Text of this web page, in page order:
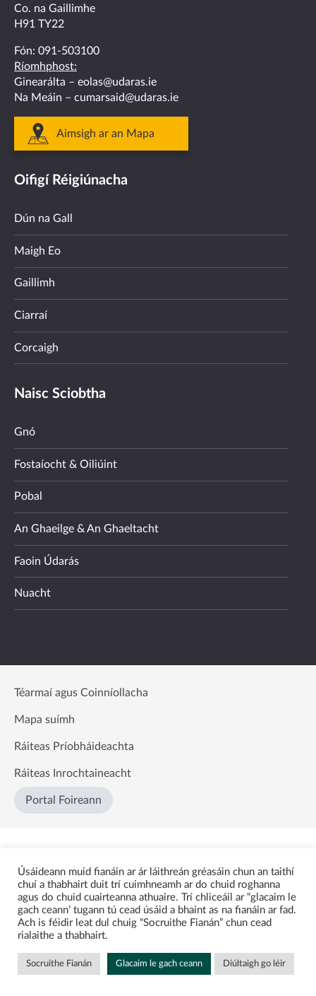
Co. na Gaillimhe
H91 TY22
Fón: 091-503100
Ríomhphost:
Ginearálta – eolas@udaras.ie
Na Meáin – cumarsaid@udaras.ie
Aimsigh ar an Mapa
Oifigí Réigiúnacha
Dún na Gall
Maigh Eo
Gaillimh
Ciarraí
Corcaigh
Naisc Sciobtha
Gnó
Fostaíocht & Oiliúint
Pobal
An Ghaeilge & An Ghaeltacht
Faoin Údarás
Nuacht
Téarmaí agus Coinníollacha
Mapa suímh
Ráiteas Príobháideachta
Ráiteas Inrochtaineacht
Portal Foireann
Úsáideann muid fianáin ar ár láithreán gréasáin chun an taithí
chuí a thabhairt duit trí cuimhneamh ar do chuid roghanna
agus do chuid cuairteanna athuaire. Trí chliceáil ar “glacaim le
gach ceann’ tugann tú cead úsáid a bhaint as na fianáin ar fad.
Ach is féidir leat dul chuig “Socruithe Fianán” chun cead
rialaithe a thabhairt.
Socruithe Fianán Glacaim le gach ceann Diúltaigh go léir